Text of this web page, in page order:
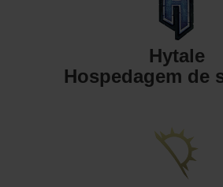
Hytale
Hospedagem de